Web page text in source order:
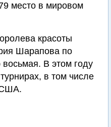
место в мировом
красоты
Шарапова по
восьмая. В этом году
в том числе
США.